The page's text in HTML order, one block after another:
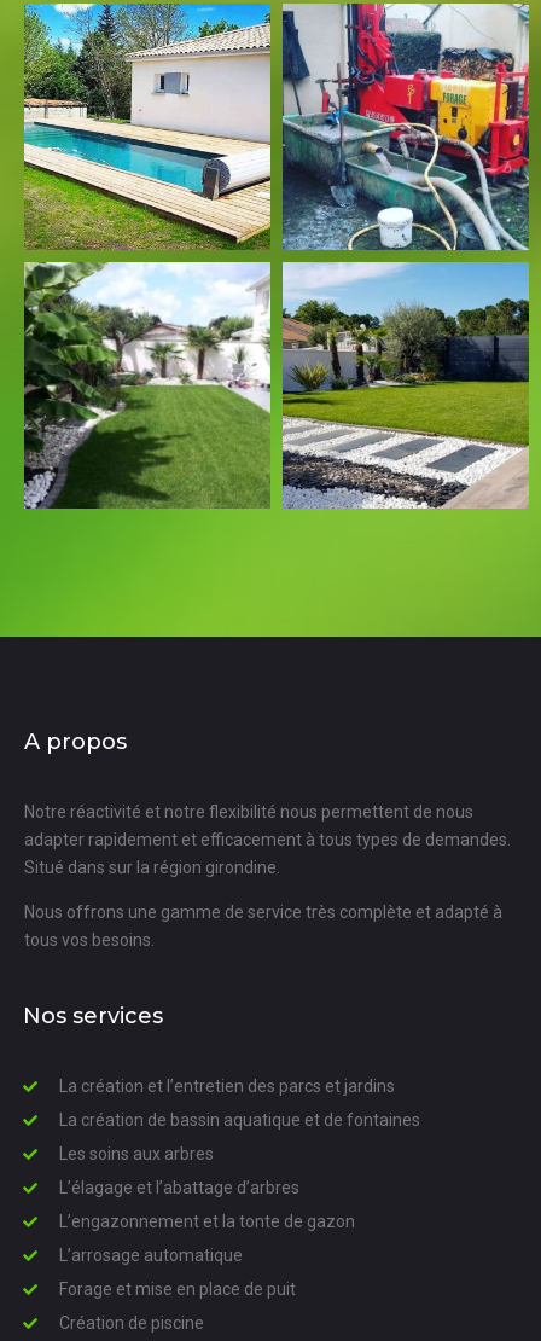
A propos
Notre réactivité et notre flexibilité nous permettent de nous
adapter rapidement et efficacement à tous types de demandes.
Situé dans sur la région girondine.
Nous offrons une gamme de service très complète et adapté à
tous vos besoins.
Nos services
La création et l’entretien des parcs et jardins
La création de bassin aquatique et de fontaines
Les soins aux arbres
L’élagage et l’abattage d’arbres
L’engazonnement et la tonte de gazon
L’arrosage automatique
Forage et mise en place de puit
Création de piscine